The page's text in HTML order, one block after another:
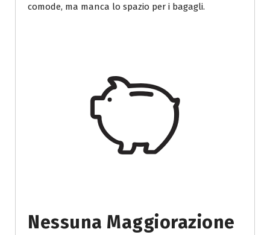
comode, ma manca lo spazio per i bagagli.
Nessuna Maggiorazione